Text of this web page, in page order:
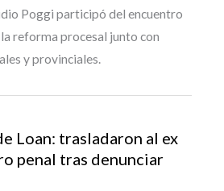
Poggi participó del encuentro
reforma procesal junto con
y provinciales.
Loan: trasladaron al ex
penal tras denunciar